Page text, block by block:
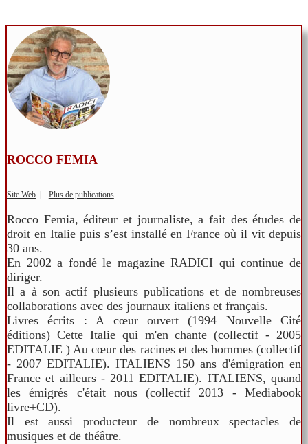
ROCCO FEMIA
Site Web Plus de publications
Rocco Femia, éditeur et journaliste, a fait des études de
droit en Italie puis s’est installé en France où il vit depuis
30 ans.
En 2002 a fondé le magazine RADICI qui continue de
diriger.
Il a à son actif plusieurs publications et de nombreuses
collaborations avec des journaux italiens et français.
Livres écrits : A cœur ouvert (1994 Nouvelle Cité
éditions) Cette Italie qui m'en chante (collectif - 2005
EDITALIE ) Au cœur des racines et des hommes (collectif
- 2007 EDITALIE). ITALIENS 150 ans d'émigration en
France et ailleurs - 2011 EDITALIE). ITALIENS, quand
les émigrés c'était nous (collectif 2013 - Mediabook
livre+CD).
Il est aussi producteur de nombreux spectacles de
musiques et de théâtre.